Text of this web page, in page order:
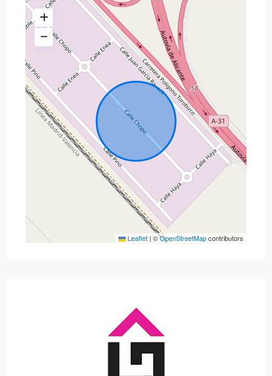
Leaflet | ©OpenStreetMapcontributors